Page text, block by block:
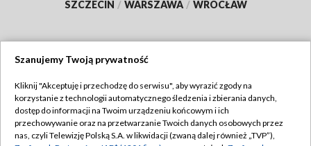
SZCZECIN / WARSZAWA / WROCŁAW
TVP
Abonament TVP
Regulamin TVP
Szanujemy Twoją prywatność
Kliknij "Akceptuję i przechodzę do serwisu", aby wyrazić zgody na
korzystanie z technologii automatycznego śledzenia i zbierania danych,
dostęp do informacji na Twoim urządzeniu końcowym i ich
przechowywanie oraz na przetwarzanie Twoich danych osobowych przez
nas, czyli Telewizję Polską S.A. w likwidacji (zwaną dalej również „TVP”),